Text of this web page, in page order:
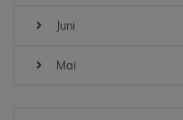
Juni
Mai